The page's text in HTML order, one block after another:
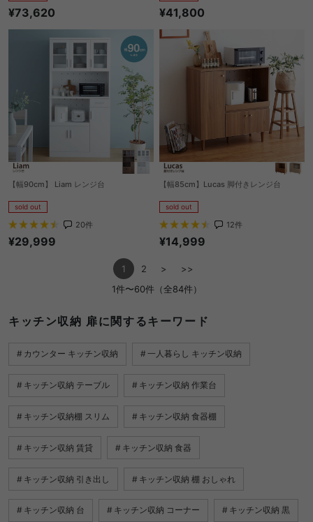
¥73,620 ¥41,800
【幅90cm】 Liam レンジ台
sold out
20件
¥29,999
【幅85cm】Lucas 脚付きレンジ台
sold out
12件
¥14,999
1 2 >
>>
1件〜60件（全84件）
キッチン収納 扉に関するキーワード
カウンター キッチン収納 一人暮らし キッチン収納
キッチン収納 テーブル キッチン収納 作業台
キッチン収納棚 スリム キッチン収納 食器棚
キッチン収納 賃貸 キッチン収納 食器
キッチン収納 引き出し キッチン収納 棚 おしゃれ
キッチン収納 台 キッチン収納 コーナー キッチン収納 黒